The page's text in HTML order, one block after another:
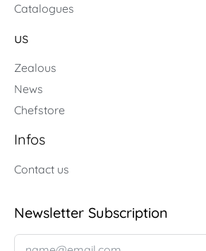
Catalogues
us
Zealous
News
Chefstore
Infos
Contact us
Newsletter Subscription